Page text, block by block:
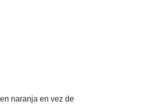
naranja en vez de